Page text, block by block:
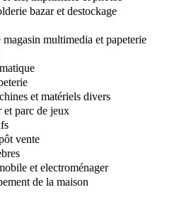
bazar et destockage
multimedia et papeterie
et matériels divers
parc de jeux
vente
et electroménager
de la maison